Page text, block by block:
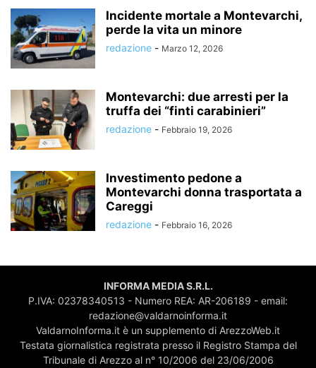
Incidente mortale a Montevarchi,
perde la vita un minore
redazione - Marzo 12, 2026
Montevarchi: due arresti per la
truffa dei “finti carabinieri”
redazione - Febbraio 19, 2026
Investimento pedone a
Montevarchi donna trasportata a
Careggi
redazione - Febbraio 16, 2026
INFORMA MEDIA S.R.L.
P.IVA: 02378340513 - Numero REA: AR-206189 - email:
redazione@valdarnoinforma.it
ValdarnoInforma.it è un supplemento di ArezzoWeb.it
Testata giornalistica registrata presso il Registro Stampa del
Tribunale di Arezzo al n° 10/2006 del 23/06/2006